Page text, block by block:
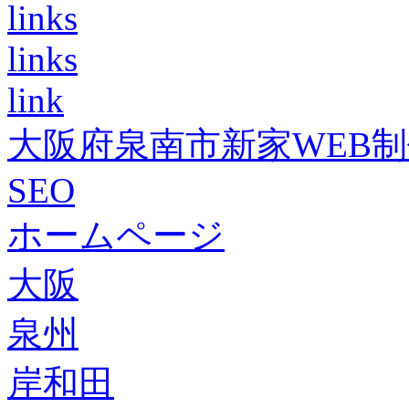
links
links
link
大阪府泉南市新家WEB
SEO
ホームページ
大阪
泉州
岸和田